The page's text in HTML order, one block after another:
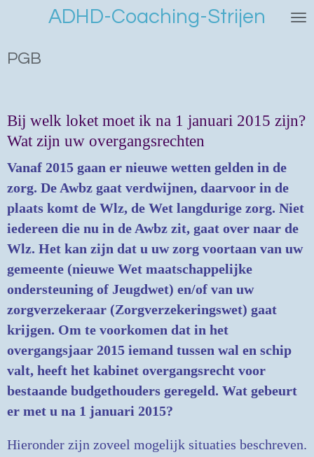
de
ADHD-Coaching-Strijen
PGB
Bij welk loket moet ik na 1 januari 2015 zijn?
Wat zijn uw overgangsrechten
Vanaf 2015 gaan er nieuwe wetten gelden in de
zorg. De Awbz gaat verdwijnen, daarvoor in de
plaats komt de Wlz, de Wet langdurige zorg. Niet
iedereen die nu in de Awbz zit, gaat over naar de
Wlz. Het kan zijn dat u uw zorg voortaan van uw
gemeente (nieuwe Wet maatschappelijke
ondersteuning of Jeugdwet) en/of van uw
zorgverzekeraar (Zorgverzekeringswet) gaat
krijgen. Om te voorkomen dat in het
overgangsjaar 2015 iemand tussen wal en schip
valt, heeft het kabinet overgangsrecht voor
bestaande budgethouders geregeld. Wat gebeurt
er met u na 1 januari 2015?
Hieronder zijn zoveel mogelijk situaties beschreven.